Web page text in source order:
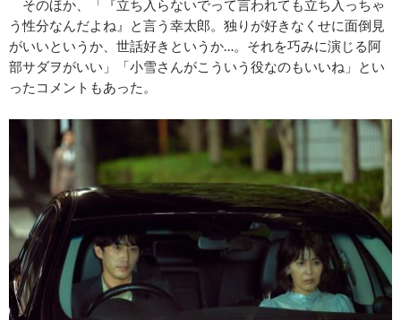
そのほか、「『立ち入らないでって言われても立ち入っちゃ
う性分なんだよね』と言う幸太郎。独りが好きなくせに面倒見
がいいというか、世話好きというか…。それを巧みに演じる阿
部サダヲがいい」「小雪さんがこういう役なのもいいね」とい
ったコメントもあった。